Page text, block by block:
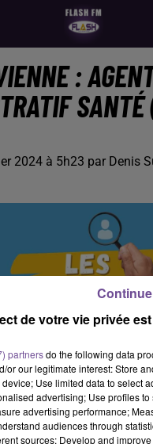
:
2024 à 5h23 par Denis
de votre vie privée
partnersdo the following data
or our legitimate interest: Store
Use limited data to select
advertising; Use profiles
advertising performance;
audiences through
sources; Develop and